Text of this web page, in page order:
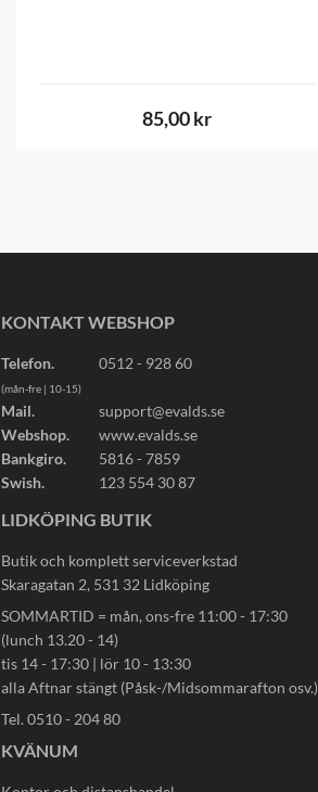
85,00 kr
KONTAKT WEBSHOP
Telefon. 0512 - 928 60
(mån-fre | 10-15)
Mail.
support@evalds.se
Webshop.
www.evalds.se
Bankgiro.
5816 - 7859
Swish.
123 554 30 87
LIDKÖPING BUTIK
Butik och komplett serviceverkstad
Skaragatan 2, 531 32 Lidköping
SOMMARTID = mån, ons-fre 11:00 - 17:30
(lunch 13.20 - 14)
tis 14 - 17:30 | lör 10 - 13:30
alla Aftnar stängt (Påsk-/Midsommarafton osv.)
Tel. 0510 - 204 80
KVÄNUM